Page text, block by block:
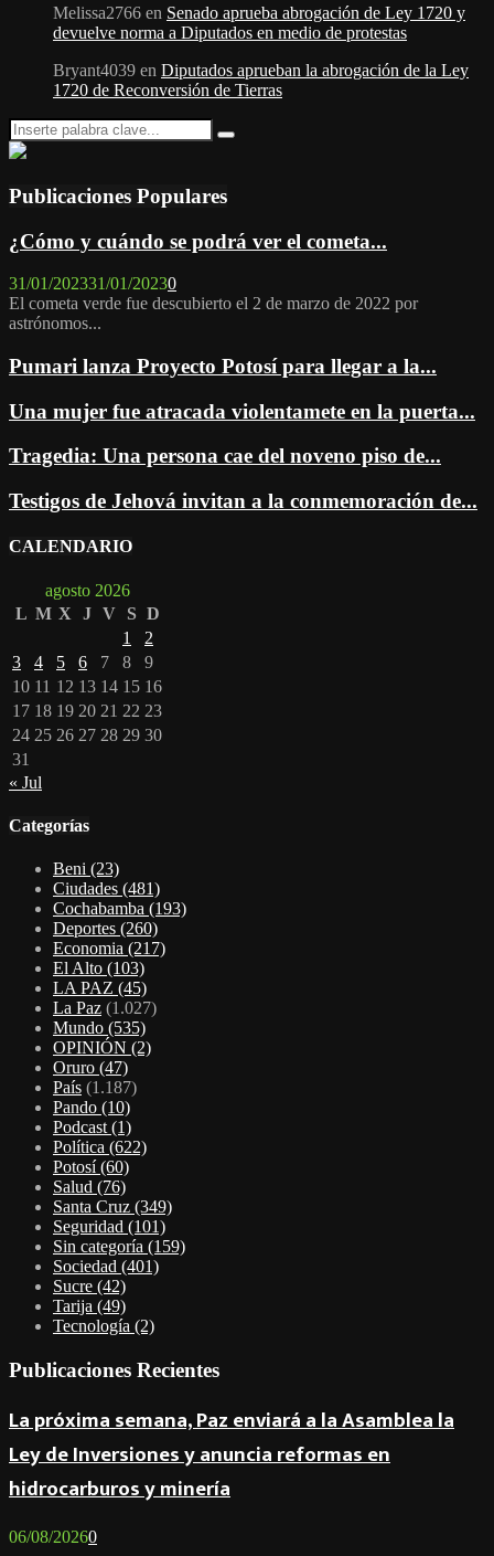
Melissa2766 en Senado aprueba abrogación de Ley 1720 y
devuelve norma a Diputados en medio de protestas
Bryant4039 en Diputados aprueban la abrogación de la Ley
1720 de Reconversión de Tierras
Search
for:
Search
Publicaciones Populares
¿Cómo y cuándo se podrá ver el cometa...
31/01/202331/01/20230
El cometa verde fue descubierto el 2 de marzo de 2022 por
astrónomos...
Pumari lanza Proyecto Potosí para llegar a la...
Una mujer fue atracada violentamete en la puerta...
Tragedia: Una persona cae del noveno piso de...
Testigos de Jehová invitan a la conmemoración de...
CALENDARIO
agosto 2026
L M X J V S D
1
2
3
4 5 6 7 8
9
10 11 12 13 14 15 16
17 18 19 20 21 22 23
24 25 26 27 28 29 30
31
« Jul
Categorías
Beni (23)
Ciudades (481)
Cochabamba (193)
Deportes (260)
Economia (217)
El Alto (103)
LA PAZ (45)
La Paz (1.027)
Mundo (535)
OPINIÓN (2)
Oruro (47)
País (1.187)
Pando (10)
Podcast (1)
Política (622)
Potosí(60)
Salud (76)
Santa Cruz (349)
Seguridad (101)
Sin categoría (159)
Sociedad (401)
Sucre (42)
Tarija (49)
Tecnología (2)
Publicaciones Recientes
La próxima semana, Paz enviará a la Asamblea la
Ley de Inversiones y anuncia reformas en
hidrocarburos y minería
06/08/20260